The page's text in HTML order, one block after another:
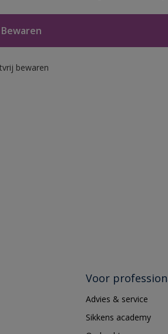
Bewaren
bewaren
Voor
Advies & service
Sikkens academy